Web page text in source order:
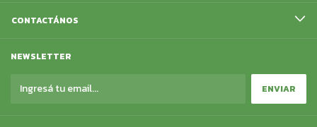
CONTACTÁNOS
NEWSLETTER